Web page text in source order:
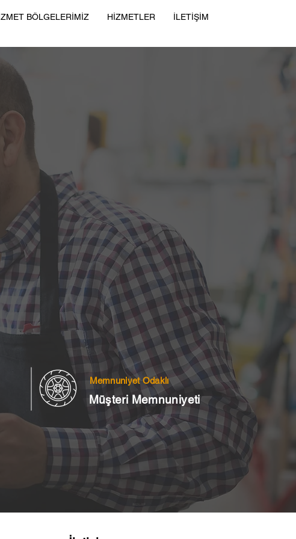
BÖLGELERİMİZ HİZMETLER İLETİŞİM
Memnuniyet Odaklı
Müşteri Memnuniyeti